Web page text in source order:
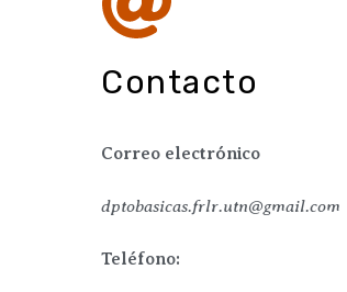
Contacto
Correo electrónico
dptobasicas.frlr.utn@gmail.com
Teléfono: